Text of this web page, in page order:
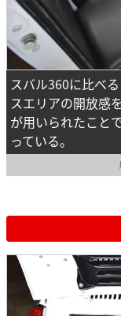
スバル360に比べ
スエリアの開放感
が用いられたこと
っている。